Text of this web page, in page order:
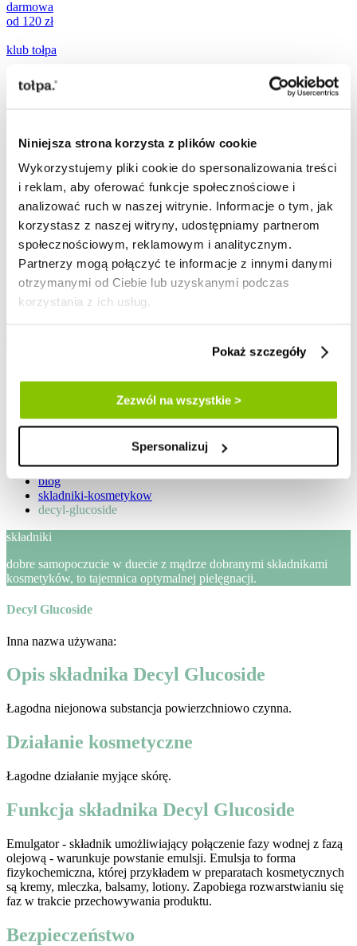
Niniejsza strona korzysta z plików cookie
Wykorzystujemy pliki cookie do spersonalizowania treści
i reklam, aby oferować funkcje społecznościowe i
analizować ruch w naszej witrynie. Informacje o tym, jak
korzystasz z naszej witryny, udostępniamy partnerom
społecznościowym, reklamowym i analitycznym.
Partnerzy mogą połączyć te informacje z innymi danymi
otrzymanymi od Ciebie lub uzyskanymi podczas
korzystania z ich usług.
Pokaż szczegóły
Zezwól na wszystkie >
Spersonalizuj
darmowa
od 120 zł
klub tołpa
nowości
promocje
popularne teraz:
[ ☀️
[
mikroigiełki
[ ujędrnianie
]
[ witamina C ]
Szukaj
Szukaj
zaloguj / zarejestruj
Strona główna
blog
skladniki-kosmetykow
decyl-glucoside
składniki
dobre samopoczucie w duecie z mądrze dobranymi składnikami
kosmetyków, to tajemnica optymalnej pielęgnacji.
Decyl Glucoside
Inna nazwa używana:
Opis składnika Decyl Glucoside
Łagodna niejonowa substancja powierzchniowo czynna.
Działanie kosmetyczne
Łagodne działanie myjące skórę.
Funkcja składnika Decyl Glucoside
Emulgator - składnik umożliwiający połączenie fazy wodnej z fazą
olejową - warunkuje powstanie emulsji. Emulsja to forma
fizykochemiczna, której przykładem w preparatach kosmetycznych
są kremy, mleczka, balsamy, lotiony. Zapobiega rozwarstwianiu się
faz w trakcie przechowywania produktu.
Bezpieczeństwo